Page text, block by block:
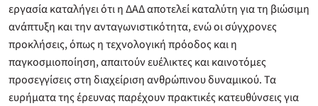
εργασία καταλήγει ότι η ΔΑΔ αποτελεί καταλύτη για τη βιώσιμη
ανάπτυξη και την ανταγωνιστικότητα, ενώ οι σύγχρονες
προκλήσεις, όπως η τεχνολογική πρόοδος και η
παγκοσμιοποίηση, απαιτούν ευέλικτες και καινοτόμες
προσεγγίσεις στη διαχείριση ανθρώπινου δυναμικού. Τα
ευρήματα της έρευνας παρέχουν πρακτικές κατευθύνσεις για